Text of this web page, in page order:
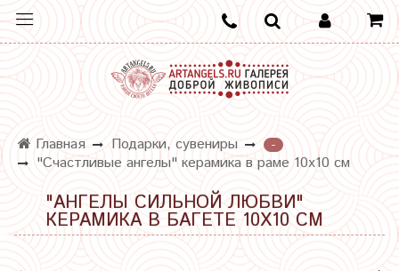
Главная Подарки, сувениры
-
"Счастливые ангелы" керамика в раме 10х10 см
"АНГЕЛЫ СИЛЬНОЙ ЛЮБВИ"
КЕРАМИКА В БАГЕТЕ 10Х10 СМ